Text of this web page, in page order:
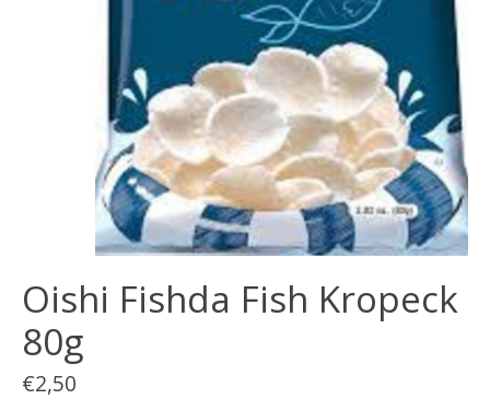
Oishi Fishda Fish Kropeck
80g
€2,50